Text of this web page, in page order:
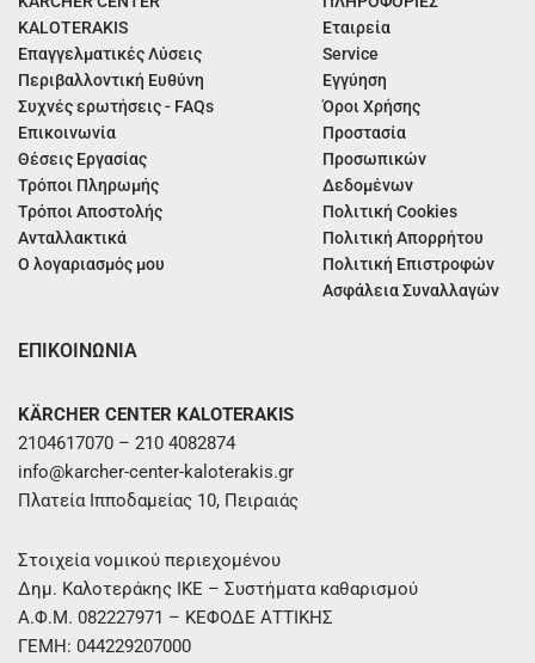
KALOTERAKIS
Επαγγελματικές Λύσεις
Περιβαλλοντική Ευθύνη
Συχνές ερωτήσεις - FAQs
Επικοινωνία
Θέσεις Εργασίας
Τρόποι Πληρωμής
Τρόποι Αποστολής
Ανταλλακτικά
Ο λογαριασμός μου
Εταιρεία
Service
Εγγύηση
Όροι Χρήσης
Προστασία
Προσωπικών
Δεδομένων
Πολιτική Cookies
Πολιτική Απορρήτου
Πολιτική Επιστροφών
Ασφάλεια Συναλλαγών
ΕΠΙΚΟΙΝΩΝΙΑ
KÄRCHER CENTER KALOTERAKIS
2104617070 – 210 4082874
info@karcher-center-kaloterakis.gr
Πλατεία Ιπποδαμείας 10, Πειραιάς
Στοιχεία νομικού περιεχομένου
Δημ. Καλοτεράκης ΙΚΕ – Συστήματα καθαρισμού
Α.Φ.Μ. 082227971 – ΚΕΦΟΔΕ ΑΤΤΙΚΗΣ
ΓΕΜΗ: 044229207000